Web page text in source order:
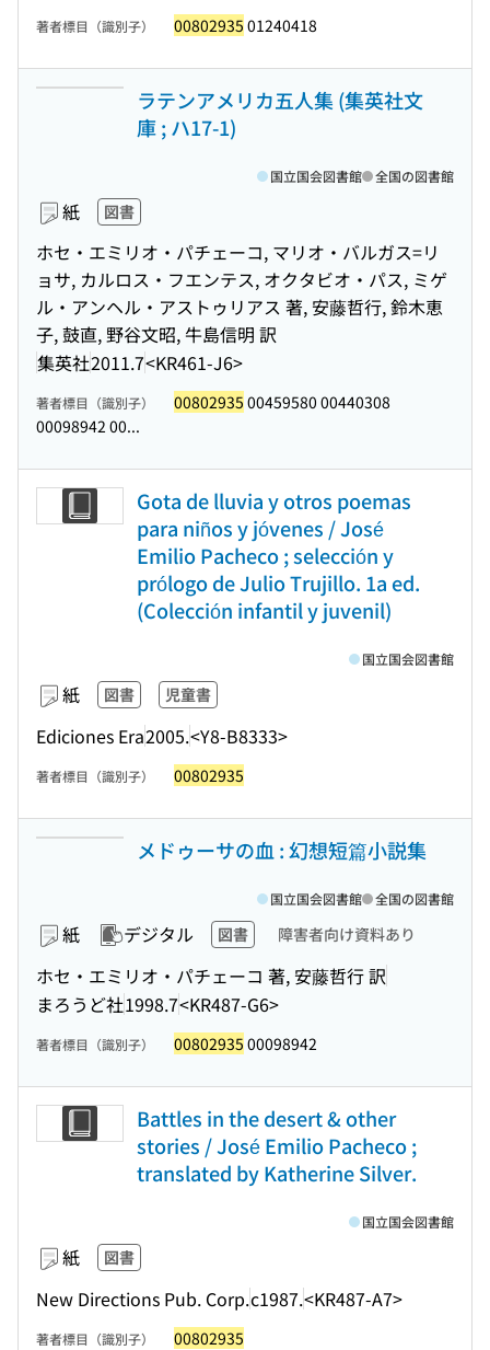
著者標目（識別子） 00802935 01240418
ラテンアメリカ五人集 (集英社文
庫 ; ハ17-1)
紙 図書
ホセ・エミリオ・パチェーコ, マリオ・バルガス=リ
ョサ, カルロス・フエンテス, オクタビオ・パス, ミゲ
ル・アンヘル・アストゥリアス 著, 安藤哲行, 鈴木恵
子, 鼓直, 野谷文昭, 牛島信明 訳
集英社2011.7<KR461-J6>
国立国会図書館 全国の図書館
著者標目（識別子） 00802935 00459580 00440308
00098942 00...
Gota de lluvia y otros poemas
para niños y jóvenes / José
Emilio Pacheco ; selección y
prólogo de Julio Trujillo. 1a ed.
(Colección infantil y juvenil)
紙 図書 児童書
Ediciones Era2005.<Y8-B8333>
国立国会図書館
著者標目（識別子） 00802935
メドゥーサの血 : 幻想短篇小説集
紙 デジタル 図書 障害者向け資料あり
ホセ・エミリオ・パチェーコ 著, 安藤哲行 訳
まろうど社1998.7<KR487-G6>
国立国会図書館 全国の図書館
著者標目（識別子） 00802935 00098942
Battles in the desert & other
stories / José Emilio Pacheco ;
translated by Katherine Silver.
紙 図書
New Directions Pub. Corp.c1987.<KR487-A7>
国立国会図書館
著者標目（識別子） 00802935